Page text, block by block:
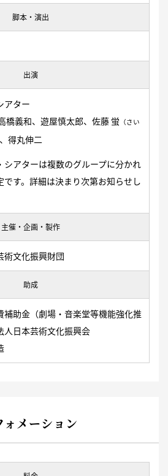
脚本・演出
出演
アター
橋義和、遊屋慎太郎、佐藤 蛍 （さい
、得丸伸二
アターは複数のグループに分かれ
です。詳細は決まり次第お知らせし
主催・企画・製作
術文化振興財団
助成
補助金（劇場・音楽堂等機能強化推
人日本芸術文化振興会
ォメーション